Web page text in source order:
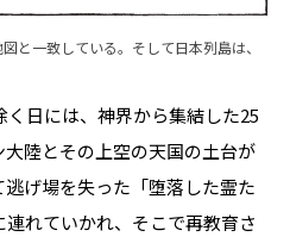
と一致している。そして日本列島は、
日には、神界から集結した25
陸とその上空の天国の土台が
げ場を失った「堕落した霊た
れていかれ、そこで再教育さ